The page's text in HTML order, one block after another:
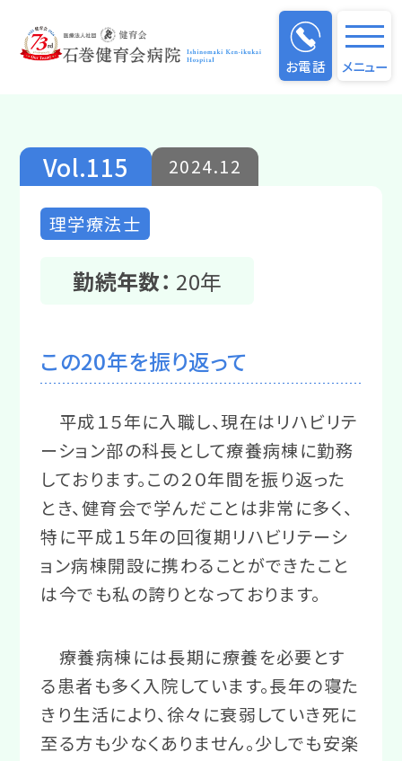
お電話 メニュー
仕事のやりがい
Vol.115 2024.12
理学療法士
勤続年数： 20年
この20年を振り返って
平成１５年に入職し、現在はリハビリテ
ーション部の科長として療養病棟に勤務
しております。この２０年間を振り返った
とき、健育会で学んだことは非常に多く、
特に平成１５年の回復期リハビリテーシ
ョン病棟開設に携わることができたこと
は今でも私の誇りとなっております。
療養病棟には長期に療養を必要とす
る患者も多く入院しています。長年の寝た
きり生活により、徐々に衰弱していき死に
至る方も少なくありません。少しでも安楽